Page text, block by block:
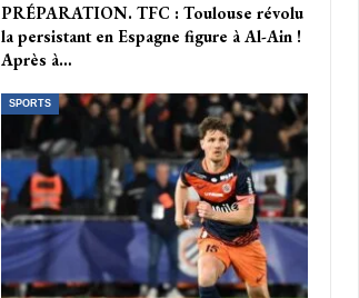
PRÉPARATION. TFC : Toulouse révolu
la persistant en Espagne figure à Al-Ain !
Après à…
SPORTS